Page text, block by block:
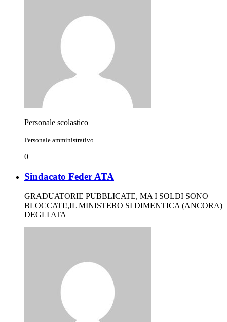
Personale scolastico
Personale amministrativo
0
Sindacato Feder ATA
GRADUATORIE PUBBLICATE, MA I SOLDI SONO
BLOCCATI!,IL MINISTERO SI DIMENTICA (ANCORA)
DEGLI ATA